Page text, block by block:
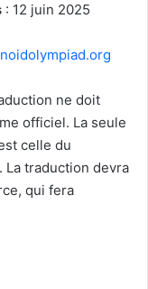
: 12 juin 2025
ne doit
officiel. La seule
celle du
La traduction devra
qui fera